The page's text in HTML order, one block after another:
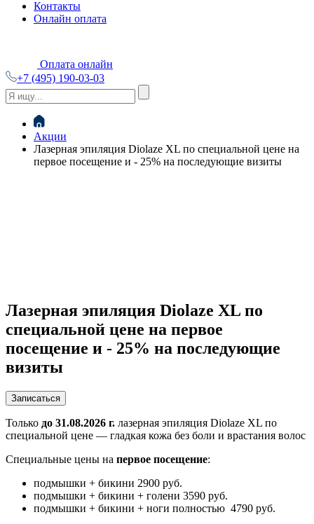
Контакты
Онлайн оплата
Оплата онлайн
+7 (495) 190-03-03
Акции
Лазерная эпиляция Diolaze XL по специальной цене на
первое посещение и - 25% на последующие визиты
Лазерная эпиляция Diolaze XL по
специальной цене на первое
посещение и - 25% на последующие
визиты
Записаться
Только до 31.08.2026 г. лазерная эпиляция Diolaze XL по
специальной цене — гладкая кожа без боли и врастания волос
Специальные цены на первое посещение:
подмышки + бикини 2900 руб.
подмышки + бикини + голени 3590 руб.
подмышки + бикини + ноги полностью 4790 руб.